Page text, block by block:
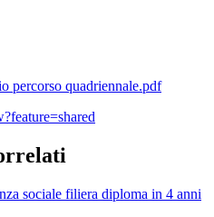
percorso quadriennale.pdf